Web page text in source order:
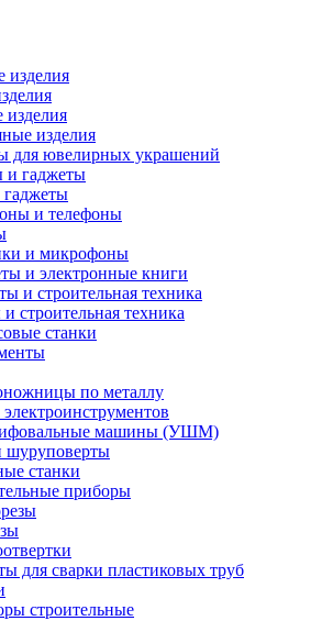
изделия
изделия
для ювелирных украшений
и телефоны
и микрофоны
и электронные книги
строительная техника
станки
по металлу
машины (УШМ)
шуруповерты
станки
приборы
для сварки пластиковых труб
строительные